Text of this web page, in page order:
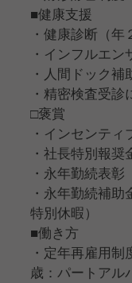
■健康支援
・健康診断（年
・インフルエ
・人間ドック補
・精密検査受
□褒賞
・インセンティ
・社⻑特別報奨
・永年勤続表彰
・永年勤続補
特別休暇）
■働き方
・定年再雇用
歳：パートアル